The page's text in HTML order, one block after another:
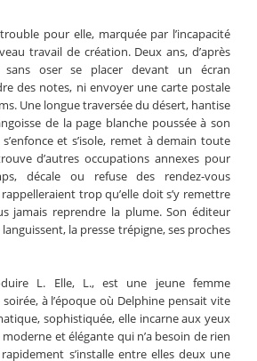
pour elle, marquée par l’incapacité
travail de création. Deux ans, d’après
sans oser se placer devant un écran
des notes, ni envoyer une carte postale
Une longue traversée du désert, hantise
de la page blanche poussée à son
et s’isole, remet à demain toute
d’autres occupations annexes pour
décale ou refuse des rendez-vous
trop qu’elle doit s’y remettre
jamais reprendre la plume. Son éditeur
la presse trépigne, ses proches
L. Elle, L., est une jeune femme
à l’époque où Delphine pensait vite
sophistiquée, elle incarne aux yeux
et élégante qui n’a besoin de rien
s’installe entre elles deux une